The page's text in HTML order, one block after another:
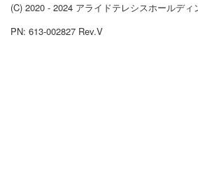
(C) 2020 - 2024 アライドテレシスホールディ
PN: 613-002827 Rev.V